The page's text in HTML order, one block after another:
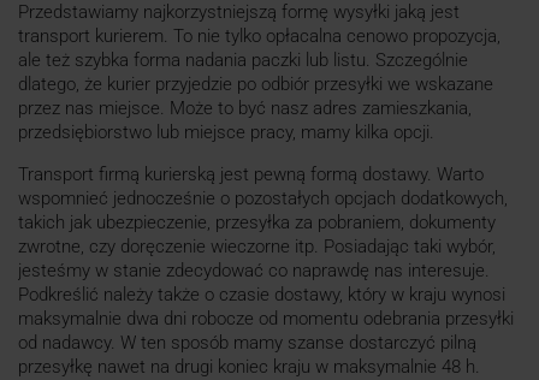
Przedstawiamy najkorzystniejszą formę wysyłki jaką jest
transport kurierem. To nie tylko opłacalna cenowo propozycja,
ale też szybka forma nadania paczki lub listu. Szczególnie
dlatego, że kurier przyjedzie po odbiór przesyłki we wskazane
przez nas miejsce. Może to być nasz adres zamieszkania,
przedsiębiorstwo lub miejsce pracy, mamy kilka opcji.
Transport firmą kurierską jest pewną formą dostawy. Warto
wspomnieć jednocześnie o pozostałych opcjach dodatkowych,
takich jak ubezpieczenie, przesyłka za pobraniem, dokumenty
zwrotne, czy doręczenie wieczorne itp. Posiadając taki wybór,
jesteśmy w stanie zdecydować co naprawdę nas interesuje.
Podkreślić należy także o czasie dostawy, który w kraju wynosi
maksymalnie dwa dni robocze od momentu odebrania przesyłki
od nadawcy. W ten sposób mamy szanse dostarczyć pilną
przesyłkę nawet na drugi koniec kraju w maksymalnie 48 h.